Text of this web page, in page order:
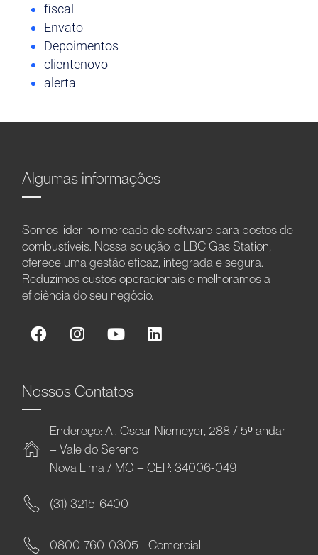
fiscal
Envato
Depoimentos
clientenovo
alerta
Algumas informações
Somos líder no mercado de software para postos de
combustíveis. Nossa solução, o LBC Gas Station,
oferece uma gestão eficaz, integrada e segura.
Reduzimos custos operacionais e melhoramos a
eficiência do seu negócio.
Nossos Contatos
Endereço: Al. Oscar Niemeyer, 288 / 5º andar
– Vale do Sereno
Nova Lima / MG – CEP: 34006-049
(31) 3215-6400
0800-760-0305 - Comercial